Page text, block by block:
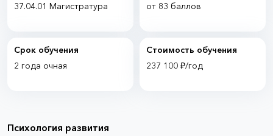
37.04.01 Магистратура
от 83 баллов
Срок обучения
2 года очная
Стоимость обучения
237 100 ₽/год
Психология развития